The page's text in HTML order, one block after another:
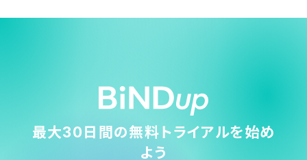
最大30日間の無料トライアルを始め
よう